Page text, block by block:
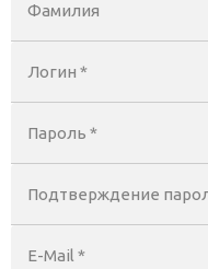
Фамилия
Логин *
Пароль *
Подтверждение
E-Mail *